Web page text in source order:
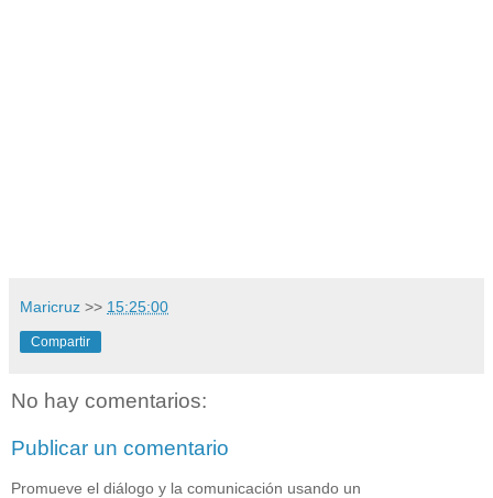
Maricruz >> 15:25:00
Compartir
No hay comentarios:
Publicar un comentario
Promueve el diálogo y la comunicación usando un